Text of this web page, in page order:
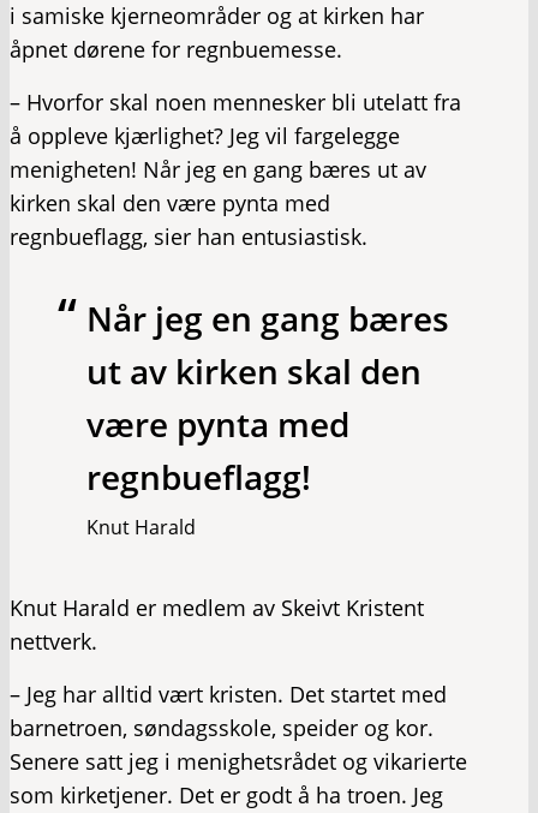
i samiske kjerneområder og at kirken har
åpnet dørene for regnbuemesse.
– Hvorfor skal noen mennesker bli utelatt fra
å oppleve kjærlighet? Jeg vil fargelegge
menigheten! Når jeg en gang bæres ut av
kirken skal den være pynta med
regnbueflagg, sier han entusiastisk.
Når jeg en gang bæres
ut av kirken skal den
være pynta med
regnbueflagg!
Knut Harald
Knut Harald er medlem av Skeivt Kristent
nettverk.
– Jeg har alltid vært kristen. Det startet med
barnetroen, søndagsskole, speider og kor.
Senere satt jeg i menighetsrådet og vikarierte
som kirketjener. Det er godt å ha troen. Jeg